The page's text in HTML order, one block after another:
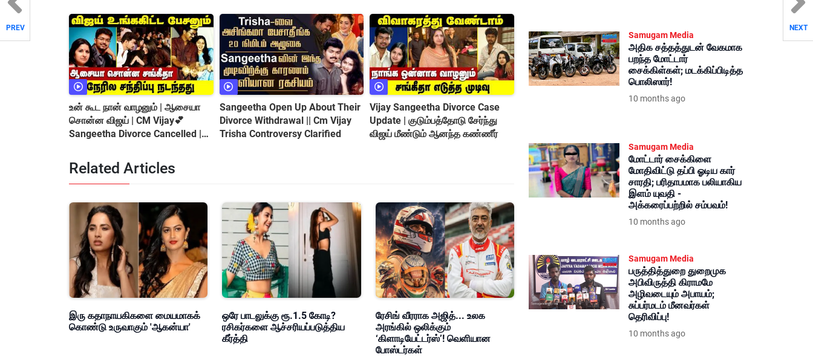
PREV NEXT
உன் கூட நான் வாழனும் | ஆசையா
சொன்ன விஜய் | CM Vijay💕
Sangeetha Divorce Cancelled |😍
Sangeetha Open Up About Their
Divorce Withdrawal || Cm Vijay
Trisha Controversy Clarified
Vijay Sangeetha Divorce Case
Update | குடும்பத்தோடு சேர்ந்து
விஜய் மீண்டும் ஆனந்த கண்ணீர்
Related Articles
இரு கதாநாயகிகளை மையமாகக்
கொண்டு உருவாகும் 'ஆகன்யா'
ஒரே பாடலுக்கு ரூ.1.5 கோடி?
ரசிகர்களை ஆச்சரியப்படுத்திய
கீர்த்தி
ரேசிங் வீரராக அஜித்... உலக
அரங்கில் ஒலிக்கும்
‘கிளாடியேட்டர்ஸ்’! வெளியான
போஸ்டர்கள்
Samugam Media
அதிக சத்தத்துடன் வேகமாக
பறந்த மோட்டார்
சைக்கிள்கள்; மடக்கிப்பிடித்த
பொலிஸார்!
10 months ago
Samugam Media
மோட்டார் சைக்கிளை
மோதிவிட்டு தப்பி ஓடிய கார்
சாரதி; பரிதாபமாக பலியாகிய
இளம் யுவதி -
அக்கரைப்பற்றில் சம்பவம்!
10 months ago
Samugam Media
பருத்தித்துறை துறைமுக
அபிவிருத்தி கிராமமே
அழிவடையும் அபாயம்;
சுப்பர்மடம் மீனவர்கள்
தெரிவிப்பு!
10 months ago